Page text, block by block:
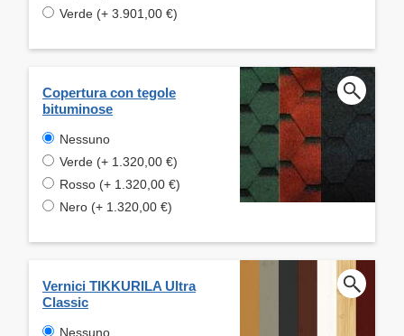
Verde (+ 3.901,00 €)
Copertura con tegole
bituminose
Nessuno
Verde (+ 1.320,00 €)
Rosso (+ 1.320,00 €)
Nero (+ 1.320,00 €)
Vernici TIKKURILA Ultra
Classic
Nessuno